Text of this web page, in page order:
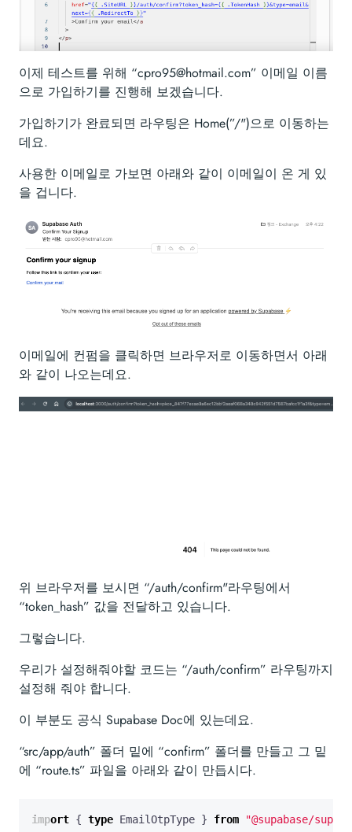
이제 테스트를 위해 “cpro95@hotmail.com” 이메일 이름
으로 가입하기를 진행해 보겠습니다.
가입하기가 완료되면 라우팅은 Home(”/")으로 이동하는
데요.
사용한 이메일로 가보면 아래와 같이 이메일이 온 게 있
을 겁니다.
이메일에 컨펌을 클릭하면 브라우저로 이동하면서 아래
와 같이 나오는데요.
위 브라우저를 보시면 “/auth/confirm"라우팅에서
“token_hash” 값을 전달하고 있습니다.
그렇습니다.
우리가 설정해줘야할 코드는 “/auth/confirm” 라우팅까지
설정해 줘야 합니다.
이 부분도 공식 Supabase Doc에 있는데요.
“src/app/auth” 폴더 밑에 “confirm” 폴더를 만들고 그 밑
에 “route.ts” 파일을 아래와 같이 만듭시다.
import { type EmailOtpType } from
"@supabase/